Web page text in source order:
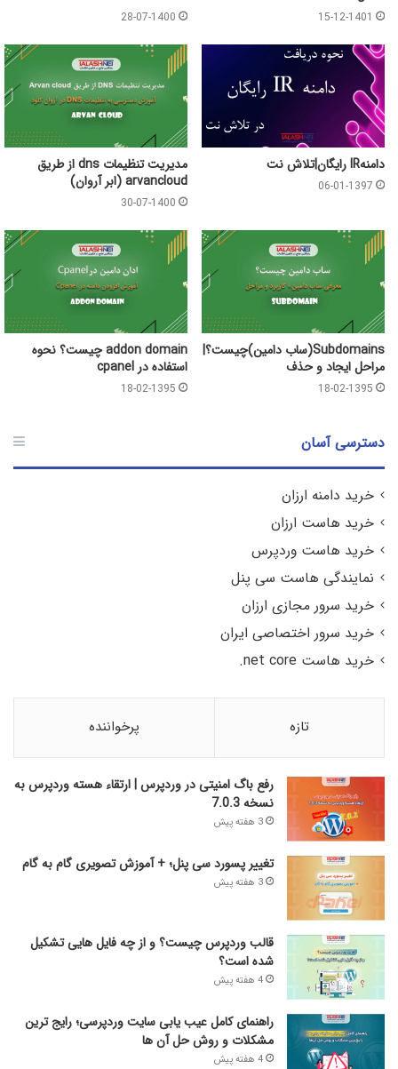
15-12-1401
28-07-1400
دامنهIR رایگان|تلاش نت
06-01-1397
مدیریت تنظیمات dns از طریق
arvancloud (ابر آروان)
30-07-1400
Subdomains(ساب دامین)چیست؟|
مراحل ایجاد و حذف
18-02-1395
addon domain چیست؟ نحوه
استفاده در cpanel
18-02-1395
دسترسی آسان
خرید دامنه ارزان
خرید هاست ارزان
خرید هاست وردپرس
نمایندگی هاست سی پنل
خرید سرور مجازی ارزان
خرید سرور اختصاصی ایران
خرید هاست net core.
تازه پرخواننده
رفع باگ امنیتی در وردپرس | ارتقاء هسته وردپرس به
نسخه 7.0.3
3 هفته پیش
تغییر پسورد سی پنل؛ + آموزش تصویری گام به گام
3 هفته پیش
قالب وردپرس چیست؟ و از چه فایل­ هایی تشکیل
شده است؟
4 هفته پیش
راهنمای کامل عیب‌ یابی سایت وردپرسی؛ رایج‌ ترین
مشکلات و روش حل آن‌ ها
4 هفته پیش